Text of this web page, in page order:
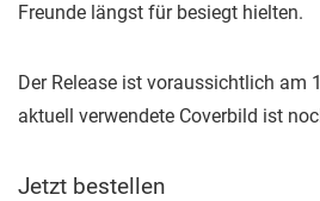
Freunde längst für besiegt hielten.
Der Release ist voraussichtlich am
aktuell verwendete Coverbild ist
Jetzt bestellen